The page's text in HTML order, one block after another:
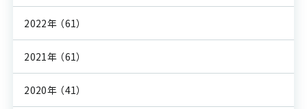
2022年 （61）
2021年 （61）
2020年 （41）